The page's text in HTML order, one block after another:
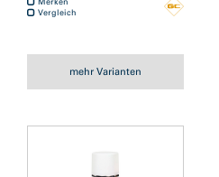
Vergleich
mehr Varianten